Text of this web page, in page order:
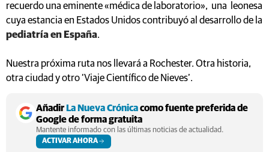
recuerdo una eminente «médica de laboratorio», una leonesa
cuya estancia en Estados Unidos contribuyó al desarrollo de la
pediatría en España.
Nuestra próxima ruta nos llevará a Rochester. Otra historia,
otra ciudad y otro ‘Viaje Científico de Nieves’.
AñadirLa Nueva Crónicacomo fuente preferida de
Google de forma gratuita
Mantente informado con las últimas noticias de actualidad.
ACTIVAR AHORA